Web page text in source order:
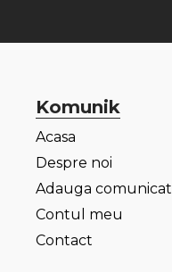
Komunik
Acasa
Despre noi
Adauga comunicat
Contul meu
Contact